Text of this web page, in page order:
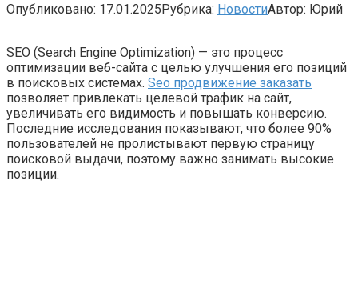
Опубликовано: 17.01.2025Рубрика: НовостиАвтор: Юрий
SEO (Search Engine Optimization) — это процесс
оптимизации веб-сайта с целью улучшения его позиций
в поисковых системах. Seo продвижение заказать
позволяет привлекать целевой трафик на сайт,
увеличивать его видимость и повышать конверсию.
Последние исследования показывают, что более 90%
пользователей не пролистывают первую страницу
поисковой выдачи, поэтому важно занимать высокие
позиции.